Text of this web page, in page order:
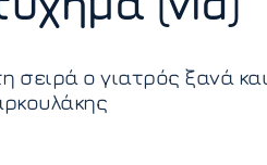
σειρά ο γιατρός ξανά και